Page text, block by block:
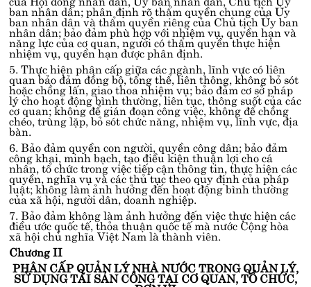
ban nhân dân; phân định rõ thẩm quyền chung của Ủy
ban nhân dân và thẩm quyền riêng của Chủ tịch Ủy ban
nhân dân; bảo đảm phù hợp với nhiệm vụ, quyền hạn và
năng lực của cơ quan, người có thẩm quyền thực hiện
nhiệm vụ, quyền hạn được phân định.
5. Thực hiện phân cấp giữa các ngành, lĩnh vực có liên
quan bảo đảm đồng bộ, tổng thể, liên thông, không bỏ sót
hoặc chồng lấn, giao thoa nhiệm vụ; bảo đảm cơ sở pháp
lý cho hoạt động bình thường, liên tục, thông suốt của các
cơ quan; không để gián đoạn công việc, không để chồng
chéo, trùng lặp, bỏ sót chức năng, nhiệm vụ, lĩnh vực, địa
bàn.
6. Bảo đảm quyền con người, quyền công dân; bảo đảm
công khai, minh bạch, tạo điều kiện thuận lợi cho cá
nhân, tổ chức trong việc tiếp cận thông tin, thực hiện các
quyền, nghĩa vụ và các thủ tục theo quy định của pháp
luật; không làm ảnh hưởng đến hoạt động bình thường
của xã hội, người dân, doanh nghiệp.
7. Bảo đảm không làm ảnh hưởng đến việc thực hiện các
điều ước quốc tế, thỏa thuận quốc tế mà nước Cộng hòa
xã hội chủ nghĩa Việt Nam là thành viên.
Chương II
PHÂN CẤP QUẢN LÝ NHÀ NƯỚC TRONG QUẢN LÝ,
SỬ DỤNG TÀI SẢN CÔNG TẠI CƠ QUAN, TỔ CHỨC,